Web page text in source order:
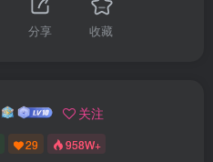
分享 收藏
关注
29 958W+